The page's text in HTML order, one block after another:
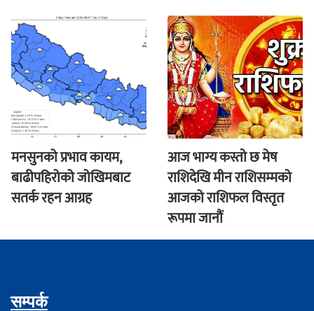
मनसुनको प्रभाव कायम,
बाढीपहिरोको जोखिमबाट
सतर्क रहन आग्रह
आज भाग्य कस्ताे छ मेष
राशिदेखि मीन राशिसम्मको
आजको राशिफल विस्तृत
रूपमा जानौं
सम्पर्क